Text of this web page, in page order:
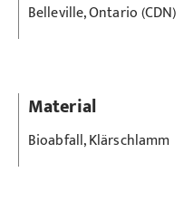
Belleville, Ontario (CDN)
Material
Bioabfall, Klärschlamm